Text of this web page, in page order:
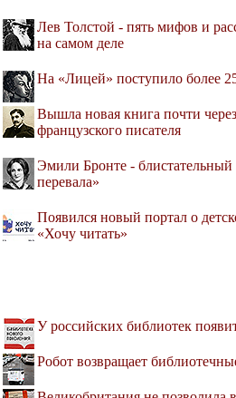
Лев Толстой - пять мифов и
на самом деле
На «Лицей» поступило более
Вышла новая книга почти
французского писателя
Эмили Бронте - блистательный
перевала»
Появился новый портал о
«Хочу читать»
У российских библиотек
Робот возвращает